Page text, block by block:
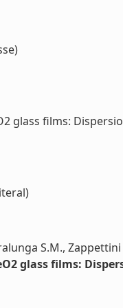
glass films:
S.M.,
glass films: